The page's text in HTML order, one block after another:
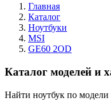
Главная
Каталог
Ноутбуки
MSI
GE60 2OD
Каталог моделей и
Найти ноутбук по